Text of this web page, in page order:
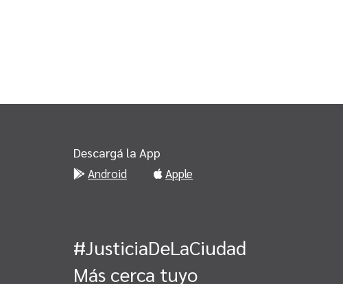
Descargá la App
Android Apple
#JusticiaDeLaCiudad
Más cerca tuyo